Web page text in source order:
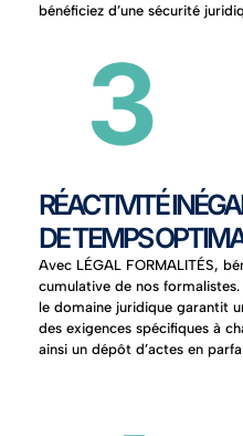
bénéficiez d’une sécurité
RÉACTIVITÉ
DE TEMPS
Avec LÉGAL FORMALITÉS,
cumulative de nos
le domaine juridique garantit
des exigences spécifiques à
ainsi un dépôt d’actes en